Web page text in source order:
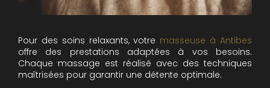
Pour des soins relaxants, votre masseuse à Antibes
offre des prestations adaptées à vos besoins.
Chaque massage est réalisé avec des techniques
maîtrisées pour garantir une détente optimale.